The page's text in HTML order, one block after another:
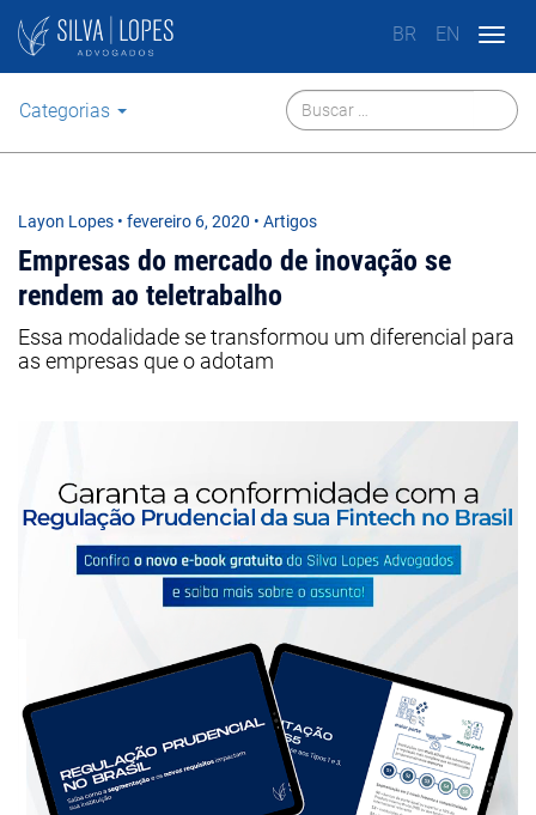
BR EN
Categorias
Layon Lopes • fevereiro 6, 2020 • Artigos
Empresas do mercado de inovação se
rendem ao teletrabalho
Essa modalidade se transformou um diferencial para
as empresas que o adotam